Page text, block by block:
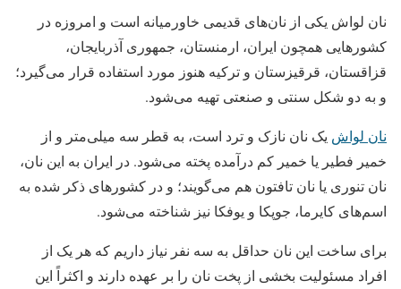
نان لواش یکی از نان‌های قدیمی خاورمیانه است و امروزه در
کشورهایی همچون ایران، ارمنستان، جمهوری آذربایجان،
قزاقستان، قرقیزستان و ترکیه هنوز مورد استفاده قرار می‌گیرد؛
و به دو شکل سنتی و صنعتی تهیه می‌شود.
نان لواش یک نان نازک و ترد است، به قطر سه میلی‌متر و از
خمیر فطیر یا خمیر کم درآمده پخته می‌شود. در ایران به این نان،
نان تنوری یا نان تافتون هم می‌گویند؛ و در کشورهای ذکر شده به
اسم‌های کایرما، جوپکا و یوفکا نیز شناخته می‌شود.
برای ساخت این نان حداقل به سه نفر نیاز داریم که هر یک از
افراد مسئولیت بخشی از پخت نان را بر عهده دارند و اکثراً این